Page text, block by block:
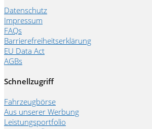
Datenschutz
Impressum
FAQs
Barrierefreiheitserklärung
EU Data Act
AGBs
Schnellzugriff
Fahrzeugbörse
Aus unserer Werbung
Leistungsportfolio